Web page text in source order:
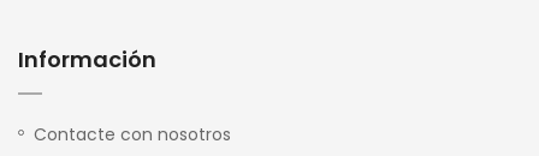
Información
Contacte con nosotros